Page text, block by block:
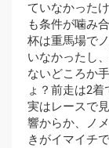
ていなかった
も条件が噛み
杯は重馬場で
いなかったし
ないどころか
ょ？前走は2着
実はレースで
響からか、ノ
きがイマイチ